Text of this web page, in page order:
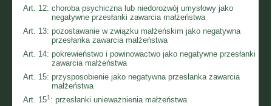
Art. 12: choroba psychiczna lub niedorozwój umysłowy jako
negatywne przesłanki zawarcia małżeństwa
Art. 13: pozostawanie w związku małżeńskim jako negatywna
przesłanka zawarcia małżeństwa
Art. 14: pokrewieństwo i powinowactwo jako negatywne przesłanki
zawarcia małżeństwa
Art. 15: przysposobienie jako negatywna przesłanka zawarcia
małżeństwa
Art. 151: przesłanki unieważnienia małżeństwa